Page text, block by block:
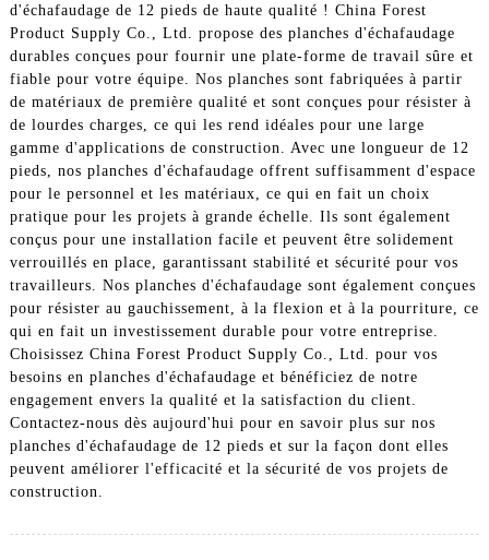
d'échafaudage de 12 pieds de haute qualité ! China Forest
Product Supply Co., Ltd. propose des planches d'échafaudage
durables conçues pour fournir une plate-forme de travail sûre et
fiable pour votre équipe. Nos planches sont fabriquées à partir
de matériaux de première qualité et sont conçues pour résister à
de lourdes charges, ce qui les rend idéales pour une large
gamme d'applications de construction. Avec une longueur de 12
pieds, nos planches d'échafaudage offrent suffisamment d'espace
pour le personnel et les matériaux, ce qui en fait un choix
pratique pour les projets à grande échelle. Ils sont également
conçus pour une installation facile et peuvent être solidement
verrouillés en place, garantissant stabilité et sécurité pour vos
travailleurs. Nos planches d'échafaudage sont également conçues
pour résister au gauchissement, à la flexion et à la pourriture, ce
qui en fait un investissement durable pour votre entreprise.
Choisissez China Forest Product Supply Co., Ltd. pour vos
besoins en planches d'échafaudage et bénéficiez de notre
engagement envers la qualité et la satisfaction du client.
Contactez-nous dès aujourd'hui pour en savoir plus sur nos
planches d'échafaudage de 12 pieds et sur la façon dont elles
peuvent améliorer l'efficacité et la sécurité de vos projets de
construction.